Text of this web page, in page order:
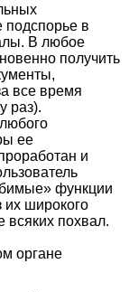
в
В любое
получить
все время
раз).
ее
и
функции
их широкого
похвал.
органе